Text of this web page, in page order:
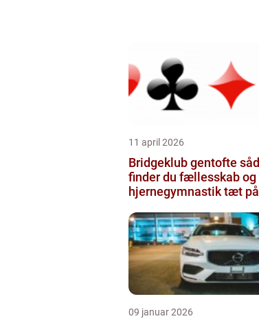
11 april 2026
Bridgeklub gentofte sådan
finder du fællesskab og
hjernegymnastik tæt på
09 januar 2026